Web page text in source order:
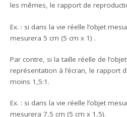
les mêmes, le rapport de
Ex. : si dans la vie réelle l’objet
mesurera 5 cm (5 cm x 1) .
Par contre, si la taille réelle de
représentation à l’écran, le rapport
moins 1,5:1.
Ex. : si dans la vie réelle l’objet
mesurera 7,5 cm (5 cm x 1,5).